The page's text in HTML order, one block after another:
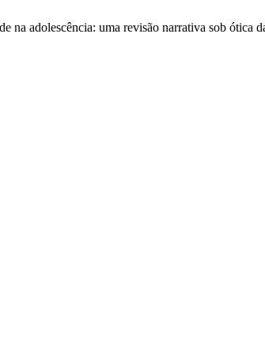
adolescência: uma revisão narrativa sob ótica